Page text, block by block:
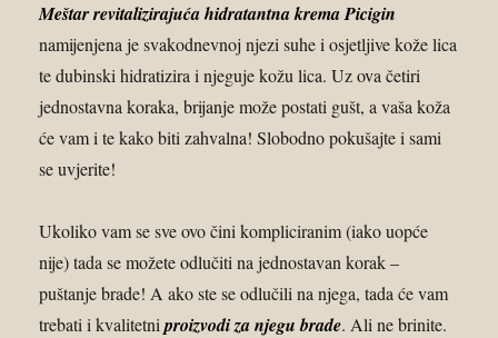
Meštar revitalizirajuća hidratantna krema Picigin
namijenjena je svakodnevnoj njezi suhe i osjetljive kože lica
te dubinski hidratizira i njeguje kožu lica. Uz ova četiri
jednostavna koraka, brijanje može postati gušt, a vaša koža
će vam i te kako biti zahvalna! Slobodno pokušajte i sami
se uvjerite!
Ukoliko vam se sve ovo čini kompliciranim (iako uopće
nije) tada se možete odlučiti na jednostavan korak –
puštanje brade! A ako ste se odlučili na njega, tada će vam
trebati i kvalitetni proizvodi za njegu brade. Ali ne brinite.